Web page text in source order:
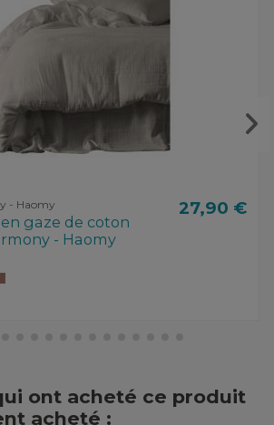
- Haomy
gaze de coton
- Haomy
27,90 €
ont acheté ce produit
acheté :